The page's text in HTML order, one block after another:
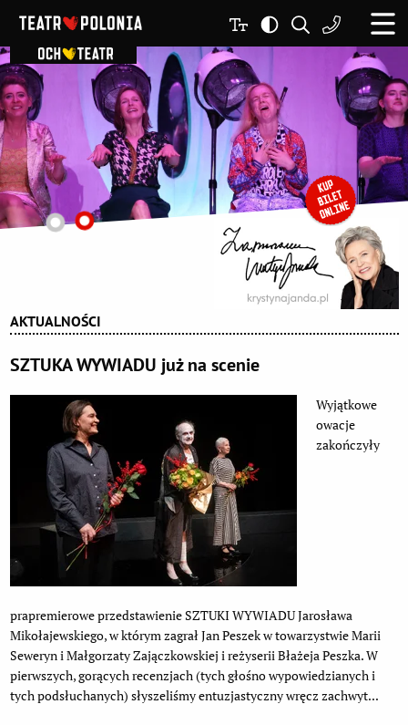
AKTUALNOŚCI
SZTUKA WYWIADU już na scenie
Wyjątkowe
owacje
zakończyły
prapremierowe przedstawienie SZTUKI WYWIADU Jarosława
Mikołajewskiego, w którym zagrał Jan Peszek w towarzystwie Marii
Seweryn i Małgorzaty Zajączkowskiej i reżyserii Błażeja Peszka. W
pierwszych, gorących recenzjach (tych głośno wypowiedzianych i
tych podsłuchanych) słyszeliśmy entuzjastyczny wręcz zachwyt...